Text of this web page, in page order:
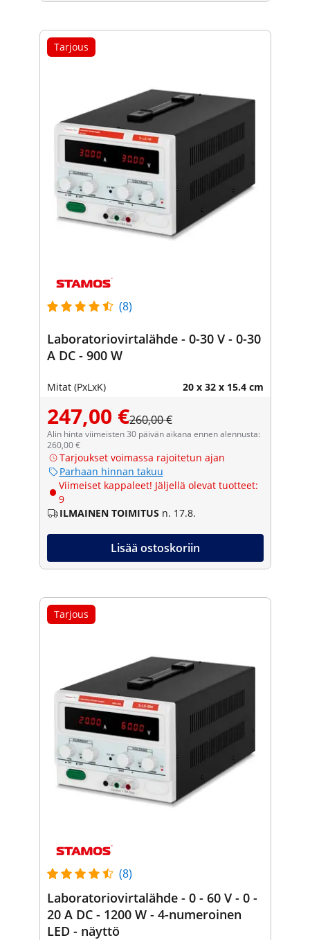
Tarjous
(8)
Laboratoriovirtalähde - 0-30 V - 0-30
A DC - 900 W
Mitat (PxLxK) 20 x 32 x 15.4 cm
247,00 €260,00 €
Alin hinta viimeisten 30 päivän aikana ennen alennusta:
260,00 €
Tarjoukset voimassa rajoitetun ajan
Parhaan hinnan takuu
Viimeiset kappaleet! Jäljellä olevat tuotteet:
9
ILMAINEN TOIMITUS n. 17.8.
Lisää ostoskoriin
Tarjous
(8)
Laboratoriovirtalähde - 0 - 60 V - 0 -
20 A DC - 1200 W - 4-numeroinen
LED - näyttö